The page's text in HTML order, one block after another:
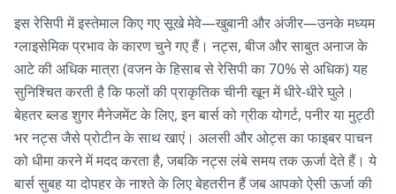
इस रेसिपी में इस्तेमाल किए गए सूखे मेवे—खुबानी और अंजीर—उनके मध्यम
ग्लाइसेमिक प्रभाव के कारण चुने गए हैं। नट्स, बीज और साबुत अनाज के
आटे की अधिक मात्रा (वजन के हिसाब से रेसिपी का 70% से अधिक) यह
सुनिश्चित करती है कि फलों की प्राकृतिक चीनी खून में धीरे-धीरे घुले।
बेहतर ब्लड शुगर मैनेजमेंट के लिए, इन बार्स को ग्रीक योगर्ट, पनीर या मुट्ठी
भर नट्स जैसे प्रोटीन के साथ खाएं। अलसी और ओट्स का फाइबर पाचन
को धीमा करने में मदद करता है, जबकि नट्स लंबे समय तक ऊर्जा देते हैं। ये
बार्स सुबह या दोपहर के नाश्ते के लिए बेहतरीन हैं जब आपको ऐसी ऊर्जा की